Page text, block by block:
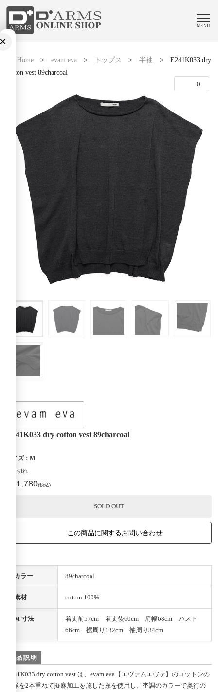
MENU
Home> evam eva> トップス > 半袖 > E241K033 dry
cotton vest 89charcoal
0
E241K033 dry cotton vest 89charcoal
サイズ：M
売り切れ
¥21,780(税込)
SOLD OUT
この商品に関するお問い合わせ
カラー 89charcoal
素材 cotton 100%
M 寸法
着丈前57cm 着丈後60cm 肩幅68cm バスト
66cm 裾周り132cm 袖周り34cm
商品説明
E241K033 dry cotton vest は、evam eva【エヴァムエヴァ】のコットンの
杢糸を2本重ねて擬麻加工を施した糸を使用し、杢調のカラーで奥行の
×